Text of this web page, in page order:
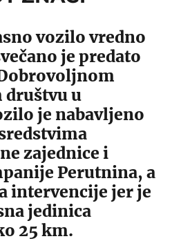
vozilo vredno
je predato
društvu u
je nabavljeno
zajednice i
Perutnina, a
intervencije jer je
jedinica
25 km.